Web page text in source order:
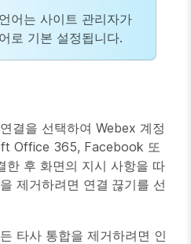
어는 사이트 관리자가
로 기본 설정됩니다.
연결을 선택하여 Webex 계정
Office 365, Facebook 또
한 후 화면의 지시 사항을 따
제거하려면 연결 끊기를 선
타사 통합을 제거하려면 인